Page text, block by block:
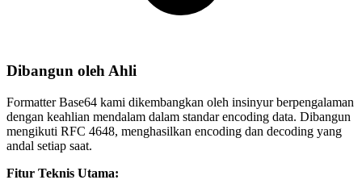
Dibangun oleh Ahli
Formatter Base64 kami dikembangkan oleh insinyur berpengalaman
dengan keahlian mendalam dalam standar encoding data. Dibangun
mengikuti RFC 4648, menghasilkan encoding dan decoding yang
andal setiap saat.
Fitur Teknis Utama: